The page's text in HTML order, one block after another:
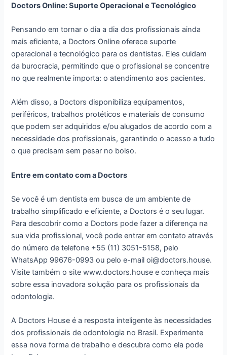
Doctors Online: Suporte Operacional e Tecnológico
Pensando em tornar o dia a dia dos profissionais ainda
mais eficiente, a Doctors Online oferece suporte
operacional e tecnológico para os dentistas. Eles cuidam
da burocracia, permitindo que o profissional se concentre
no que realmente importa: o atendimento aos pacientes.
Além disso, a Doctors disponibiliza equipamentos,
periféricos, trabalhos protéticos e materiais de consumo
que podem ser adquiridos e/ou alugados de acordo com a
necessidade dos profissionais, garantindo o acesso a tudo
o que precisam sem pesar no bolso.
Entre em contato com a Doctors
Se você é um dentista em busca de um ambiente de
trabalho simplificado e eficiente, a Doctors é o seu lugar.
Para descobrir como a Doctors pode fazer a diferença na
sua vida profissional, você pode entrar em contato através
do número de telefone +55 (11) 3051-5158, pelo
WhatsApp 99676-0993 ou pelo e-mail oi@doctors.house.
Visite também o site www.doctors.house e conheça mais
sobre essa inovadora solução para os profissionais da
odontologia.
A Doctors House é a resposta inteligente às necessidades
dos profissionais de odontologia no Brasil. Experimente
essa nova forma de trabalho e descubra como ela pode